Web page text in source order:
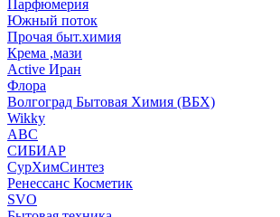
Парфюмерия
Южный поток
Прочая быт.химия
Крема ,мази
Аctive Иран
Флора
Волгоград Бытовая Химия (ВБХ)
Wikky
АВС
СИБИАР
СурХимСинтез
Ренессанс Косметик
SVO